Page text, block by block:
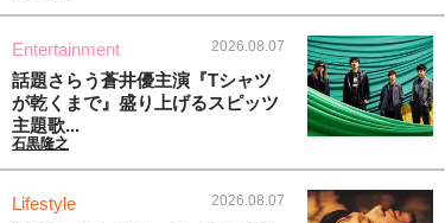
Entertainment 2026.08.07
話題さらう蒼井優主演『Tシャツ
が乾くまで』盛り上げるスピッツ
主題歌...
石黒隆之
Lifestyle 2026.08.07